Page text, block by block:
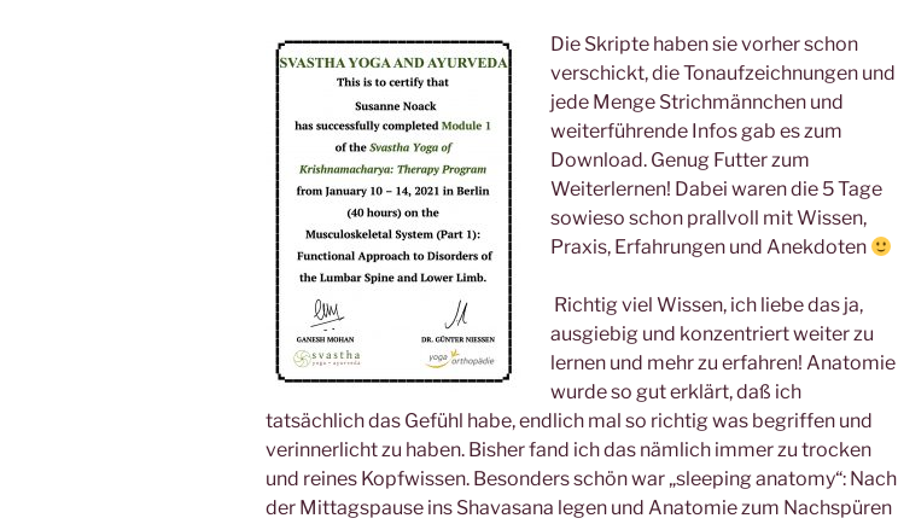
Die Skripte haben sie vorher schon
verschickt, die Tonaufzeichnungen und
jede Menge Strichmännchen und
weiterführende Infos gab es zum
Download. Genug Futter zum
Weiterlernen! Dabei waren die 5 Tage
sowieso schon prallvoll mit Wissen,
Praxis, Erfahrungen und Anekdoten
Richtig viel Wissen, ich liebe das ja,
ausgiebig und konzentriert weiter zu
lernen und mehr zu erfahren! Anatomie
wurde so gut erklärt, daß ich
tatsächlich das Gefühl habe, endlich mal so richtig was begriffen und
verinnerlicht zu haben. Bisher fand ich das nämlich immer zu trocken
und reines Kopfwissen. Besonders schön war „sleeping anatomy“: Nach
der Mittagspause ins Shavasana legen und Anatomie zum Nachspüren